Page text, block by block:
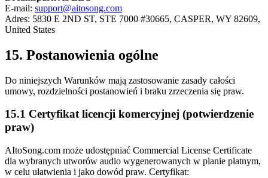
E-mail: support@aitosong.com
Adres: 5830 E 2ND ST, STE 7000 #30665, CASPER, WY 82609,
United States
15. Postanowienia ogólne
Do niniejszych Warunków mają zastosowanie zasady całości
umowy, rozdzielności postanowień i braku zrzeczenia się praw.
15.1 Certyfikat licencji komercyjnej (potwierdzenie
praw)
AItoSong.com może udostępniać Commercial License Certificate
dla wybranych utworów audio wygenerowanych w planie płatnym,
w celu ułatwienia i jako dowód praw. Certyfikat: